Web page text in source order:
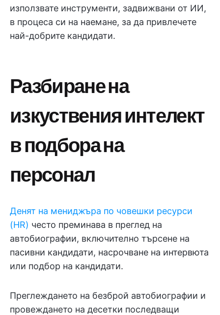
използвате инструменти, задвижвани от ИИ,
в процеса си на наемане, за да привлечете
най-добрите кандидати.
Разбиране на
изкуствения интелект
в подбора на
персонал
Денят на мениджъра по човешки ресурси
(HR) често преминава в преглед на
автобиографии, включително търсене на
пасивни кандидати, насрочване на интервюта
или подбор на кандидати.
Преглеждането на безброй автобиографии и
провеждането на десетки последващи